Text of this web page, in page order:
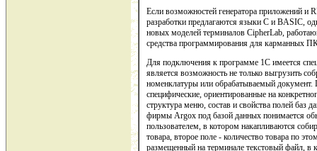
Если возможностей генератора приложений и
разработки предлагаются языки C и BASIC,
новых моделей терминалов CipherLab,
средства программирования для карманных
Для подключения к программе 1С имеется
является возможность не только выгрузить
номенклатуры или обрабатываемый документ.
специфические, ориентированные на
структура меню, состав и свойства полей баз
фирмы Argox под базой данных понимается
пользователем, в котором накапливаются
товара, второе поле - количество товара по
размещенный на терминале текстовый файл, в